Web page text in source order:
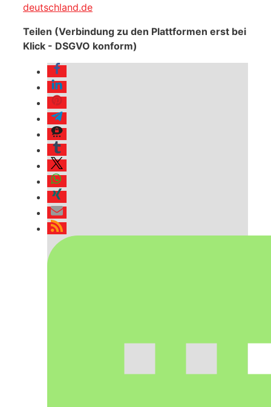
deutschland.de
Teilen (Verbindung zu den Plattformen erst bei
Klick - DSGVO konform)